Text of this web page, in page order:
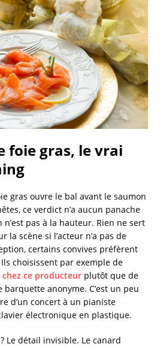
foie gras, le vrai
gras ouvre le bal avant le saumon
ce verdict n’a aucun panache
pas à la hauteur. Rien ne sert
la scène si l’acteur n’a pas de
certains convives préfèrent
choisissent par exemple de
ce producteur plutôt que de
anonyme. C’est un peu
d’un concert à un pianiste
électronique en plastique.
Le détail invisible. Le canard